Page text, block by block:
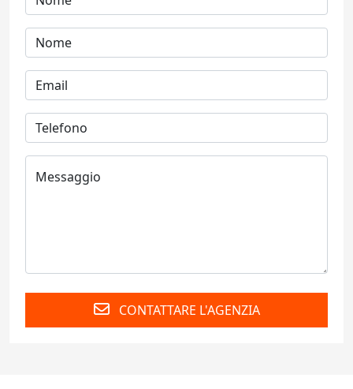
CONTATTARE L'AGENZIA